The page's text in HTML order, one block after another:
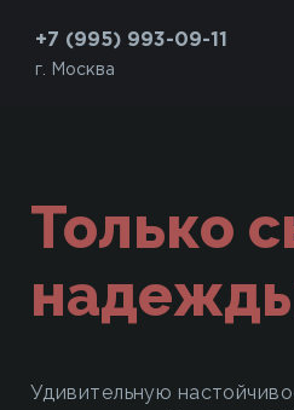
+7 (995) 993-09-11
г. Москва
Только
Удивительную